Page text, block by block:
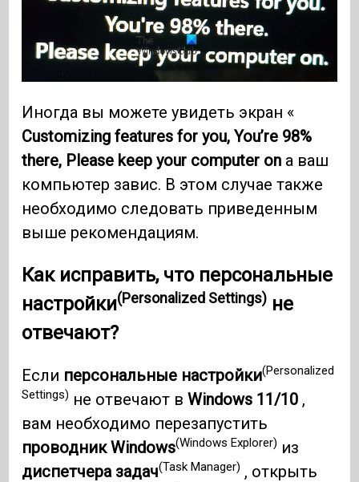
Иногда вы можете увидеть экран «
Customizing features for you, You’re 98%
there, Please keep your computer on а ваш
компьютер завис. В этом случае также
необходимо следовать приведенным
выше рекомендациям.
Как исправить, что персональные
настройки(Personalized Settings) не
отвечают?
Если персональные настройки(Personalized
Settings) не отвечают вWindows 11/10 ,
вам необходимо перезапустить
проводник Windows(Windows Explorer) из
диспетчера задач(Task Manager) , открыть